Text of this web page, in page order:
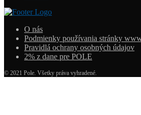
O nás
Podmienky používania stránky
Pravidlá ochrany osobných údajov
2% z dane pre POLE
© 2021 Pole. Všetky práva vyhradené.